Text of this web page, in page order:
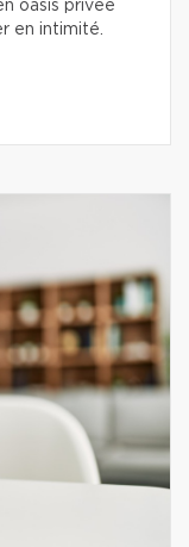
oasis privée
en intimité.